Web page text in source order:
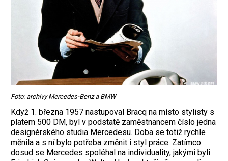
Foto: archivy Mercedes-Benz a BMW
Když 1. března 1957 nastupoval Bracq na místo stylisty s
platem 500 DM, byl v podstatě zaměstnancem číslo jedna
designérského studia Mercedesu. Doba se totiž rychle
měnila a s ní bylo potřeba změnit i styl práce. Zatímco
dosud se Mercedes spoléhal na individuality, jakými byli